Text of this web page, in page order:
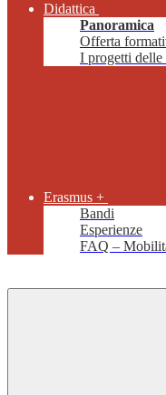
Didattica
Panoramica
Offerta
I progetti delle
Erasmus +
Bandi
Esperienze
FAQ –